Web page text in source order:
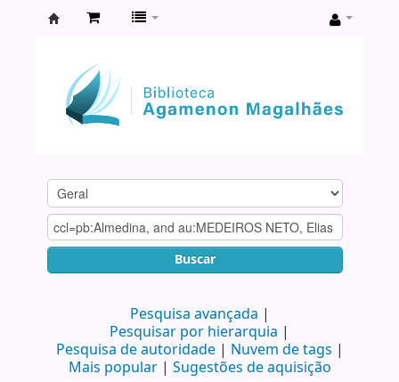
Agamenon
Magalhães
Buscar
Pesquisa avançada
Pesquisar por hierarquia
Pesquisa de autoridade
Nuvem de tags
Mais popular
Sugestões de aquisição